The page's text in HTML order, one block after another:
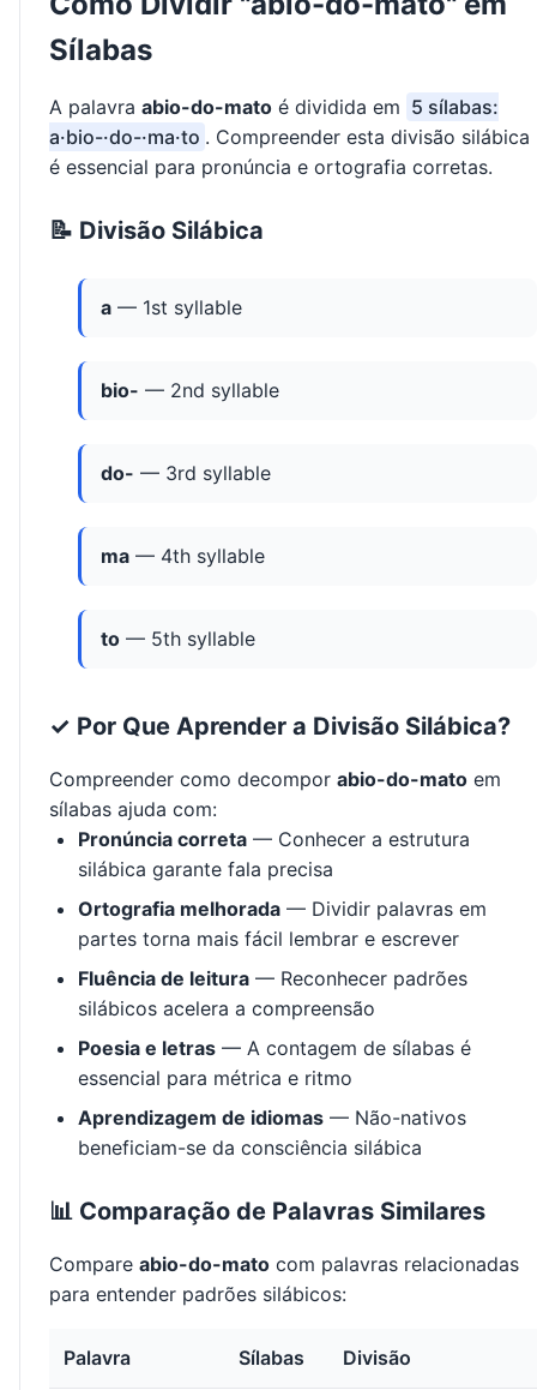
Sílabas
A palavra abio-do-mato é dividida em 5 sílabas:
a·bio-·do-·ma·to . Compreender esta divisão silábica
é essencial para pronúncia e ortografia corretas.
📝 Divisão Silábica
a — 1st syllable
bio- — 2nd syllable
do- — 3rd syllable
ma — 4th syllable
to — 5th syllable
✓ Por Que Aprender a Divisão Silábica?
Compreender como decompor abio-do-mato em
sílabas ajuda com:
Pronúncia correta — Conhecer a estrutura
silábica garante fala precisa
Ortografia melhorada — Dividir palavras em
partes torna mais fácil lembrar e escrever
Fluência de leitura — Reconhecer padrões
silábicos acelera a compreensão
Poesia e letras — A contagem de sílabas é
essencial para métrica e ritmo
Aprendizagem de idiomas — Não-nativos
beneficiam-se da consciência silábica
📊 Comparação de Palavras Similares
Compare abio-do-mato com palavras relacionadas
para entender padrões silábicos:
Palavra Sílabas Divisão